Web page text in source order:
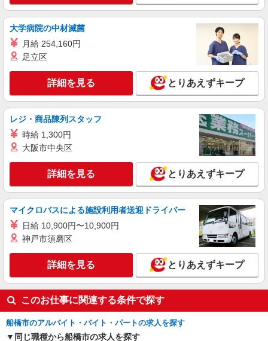
援/消毒など≪経験不問≫
給：200,000円〜220,000円 ・資格手当：10,000〜
30,000円 ・役職手当：10,000〜70,000円 ・処遇改
善手当：20,000〜60,000円（勤続年数、保有資格
により変動） ・固定残業手当：20,000円（10時
間） ※固定残業時間を超過する場合には超過勤務
手当として別途支給 ・夜勤手当：10,000円/1回
（上記給与とは別に支給） 下記資格をお持ちの方
歓迎 ・認知症介護基礎研修 ・初任者研修 ・実務
者研修 ・介護福祉士 など
キープ 詳細を見る
派遣社員
株式会社トラストグロース 新宿本社 第1営業部
特別養護老人ホームでの看護師
時給：准看護師2150円/看護師2250円 ※資格や
キープ 詳細を見る
アルバイト
日研トータルソーシング株式会社 メディカルケア事業部/千葉オフィ
ス【看護助手】
看護助手（ナースエイド）
時給1,350円 ★週払いOK（規定あり） ※給与
幅は経験・能力による
千葉県船橋市 【最寄駅】京成西船駅
キープ 詳細を見る
大学病院の中材滅菌
月給 254,160円
足立区
詳細を見る とりあえずキープ
レジ・商品陳列スタッフ
時給 1,300円
大阪市中央区
詳細を見る とりあえずキープ
マイクロバスによる施設利用者送迎ドライバー
日給 10,900円〜10,900円
神戸市須磨区
詳細を見る とりあえずキープ
このお仕事に関連する条件で探す
船橋市のアルバイト・バイト・パートの求人を探す
同じ職種から船橋市の求人を探す